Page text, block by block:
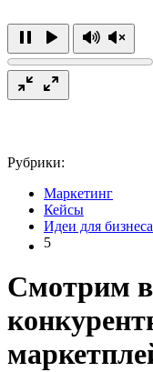
Рубрики:
Маркетинг
Кейсы
Идеи для бизнеса
5
Смотрим в